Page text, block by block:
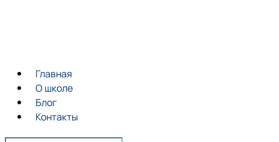
Главная
О школе
Блог
Контакты